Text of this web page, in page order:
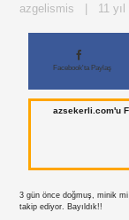
azgelismis 11
Facebook'ta Paylaş
azsekerli.com'u
3 gün önce doğmuş, minik
takip ediyor. Bayıldık!!